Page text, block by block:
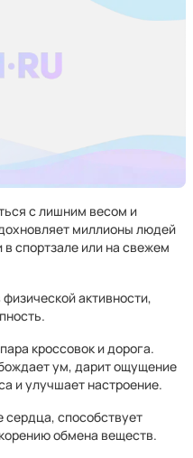
с лишним весом и
миллионы людей
спортзале или на свежем
активности,
кроссовок и дорога.
ум, дарит ощущение
и улучшает настроение.
способствует
обмена веществ.